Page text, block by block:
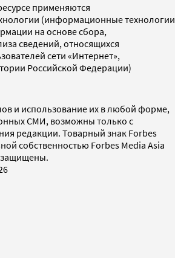
применяются
(информационные технологии
на основе сбора,
сведений, относящихся
сети «Интернет»,
Российской Федерации)
и использование их в любой форме,
СМИ, возможны только с
редакции. Товарный знак Forbes
собственностью Forbes Media Asia
защищены.